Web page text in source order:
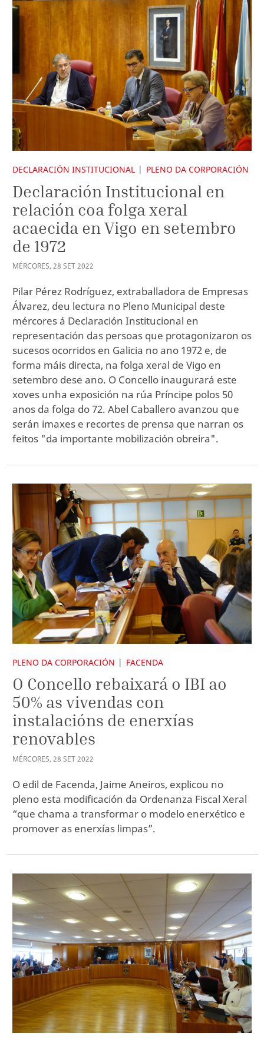
DECLARACIÓN INSTITUCIONAL PLENO DA CORPORACIÓN
Declaración Institucional en
relación coa folga xeral
acaecida en Vigo en setembro
de 1972
MÉRCORES, 28 SET2022
Pilar Pérez Rodríguez, extraballadora de Empresas
Álvarez, deu lectura no Pleno Municipal deste
mércores á Declaración Institucional en
representación das persoas que protagonizaron os
sucesos ocorridos en Galicia no ano 1972 e, de
forma máis directa, na folga xeral de Vigo en
setembro dese ano. O Concello inaugurará este
xoves unha exposición na rúa Príncipe polos 50
anos da folga do 72. Abel Caballero avanzou que
serán imaxes e recortes de prensa que narran os
feitos "da importante mobilización obreira".
PLENO DA CORPORACIÓN FACENDA
O Concello rebaixará o IBI ao
50% as vivendas con
instalacións de enerxías
renovables
MÉRCORES, 28 SET2022
O edil de Facenda, Jaime Aneiros, explicou no
pleno esta modificación da Ordenanza Fiscal Xeral
“que chama a transformar o modelo enerxético e
promover as enerxías limpas”.